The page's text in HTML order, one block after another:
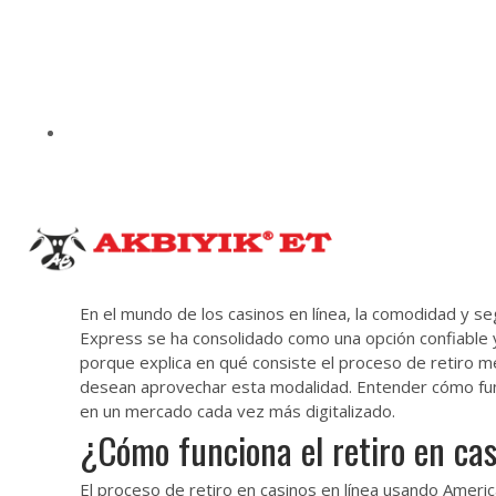
En el mundo de los casinos en línea, la comodidad y
Express se ha consolidado como una opción
porque explica en qué consiste el proceso de retiro
desean aprovechar esta modalidad. Entender cómo
en un mercado cada vez más digitalizado.
¿Cómo funciona el retiro en
El proceso de retiro en casinos en línea usando